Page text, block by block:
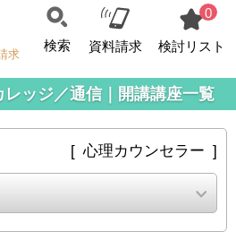
求
検索 資料請求
0
検討リスト
ッジ／通信｜開講講座一覧
[ 心理カウンセラー ]